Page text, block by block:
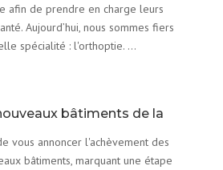
afin de prendre en charge leurs
Aujourd’hui, nous sommes fiers
spécialité : l'orthoptie. ...
bâtiments de la
vous annoncer l'achèvement des
bâtiments, marquant une étape